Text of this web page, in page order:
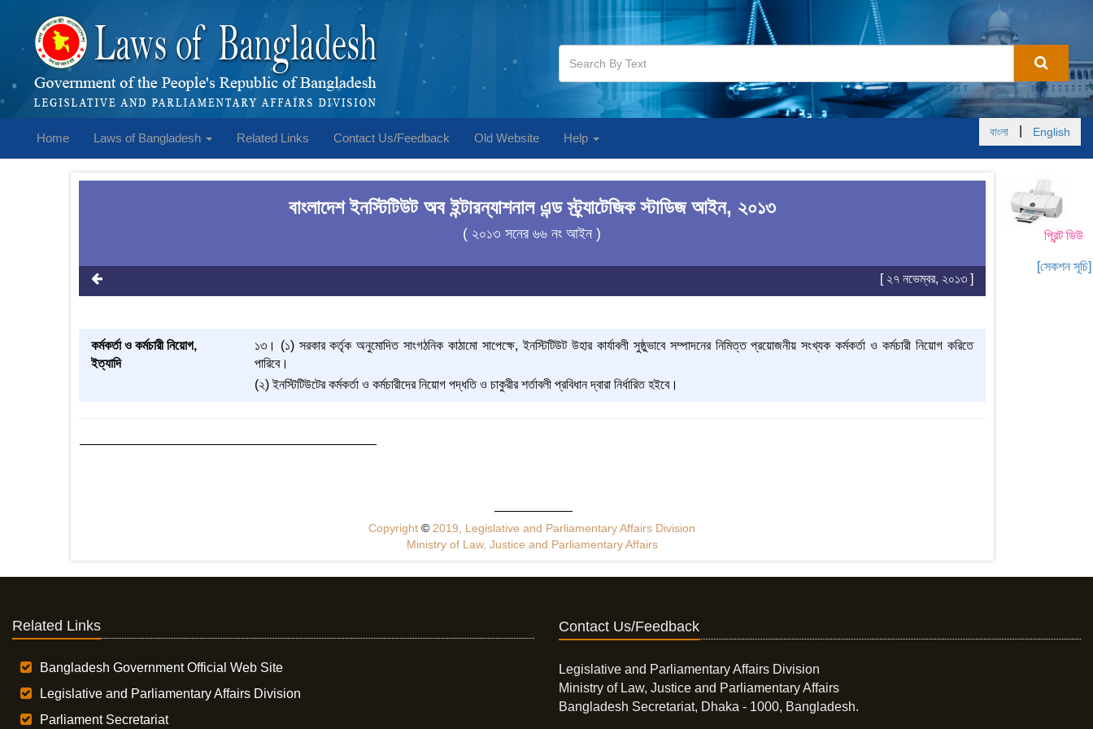
Home Laws of Bangladesh Related Links Contact Us/Feedback Old Website Help বাংলা English
প্রিন্ট ভিউ
[সেকশন সূচি]
বাংলাদেশ ইনস্টিটিউট অব ইন্টারন্যাশনাল এন্ড স্ট্র্যাটেজিক স্টাডিজ আইন, ২০১৩
( ২০১৩ সনের ৬৬ নং আইন )
[ ২৭ নভেম্বর, ২০১৩ ]
কর্মকর্তা ও কর্মচারী নিয়োগ,
ইত্যাদি
১৩। (১) সরকার কর্তৃক অনুমোদিত সাংগঠনিক কাঠামো সাপেক্ষে, ইনস্টিটিউট উহার কার্যাবলী সুষ্ঠুভাবে সম্পাদনের নিমিত্ত প্রয়োজনীয় সংখ্যক কর্মকর্তা ও কর্মচারী নিয়োগ করিতে
পারিবে।
(২) ইনস্টিটিউটের কর্মকর্তা ও কর্মচারীদের নিয়োগ পদ্ধতি ও চাকুরীর শর্তাবলী প্রবিধান দ্বারা নির্ধারিত হইবে।
Copyright© 2019, Legislative and Parliamentary Affairs Division
Ministry of Law, Justice and Parliamentary Affairs
Related Links
Bangladesh Government Official Web Site
Legislative and Parliamentary Affairs Division
Parliament Secretariat
Contact Us/Feedback
Legislative and Parliamentary Affairs Division
Ministry of Law, Justice and Parliamentary Affairs
Bangladesh Secretariat, Dhaka - 1000, Bangladesh.